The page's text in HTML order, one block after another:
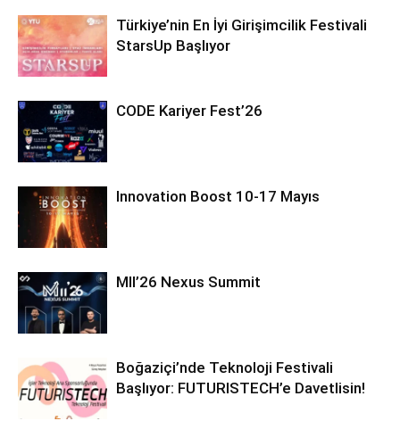
Türkiye’nin En İyi Girişimcilik Festivali
StarsUp Başlıyor
CODE Kariyer Fest’26
Innovation Boost 10-17 Mayıs
MII’26 Nexus Summit
Boğaziçi’nde Teknoloji Festivali
Başlıyor: FUTURISTECH’e Davetlisin!